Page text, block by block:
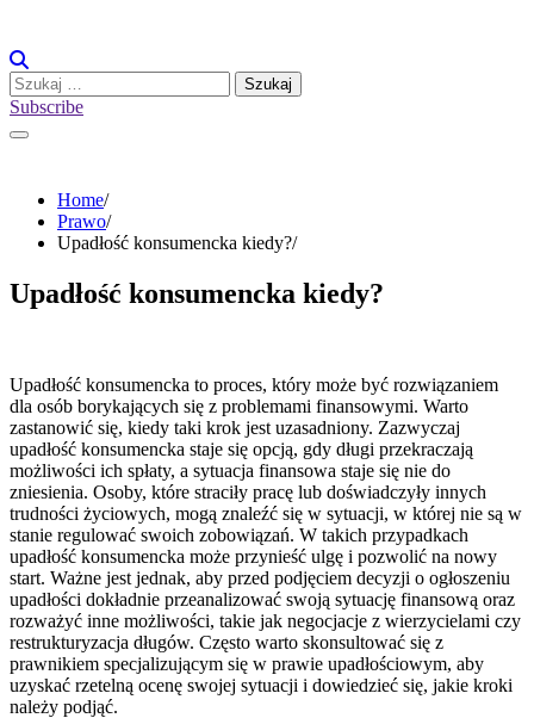
content
Szukaj:
Subscribe
Home
Prawo
Upadłość konsumencka kiedy?
Upadłość konsumencka kiedy?
Upadłość konsumencka to proces, który może być rozwiązaniem
dla osób borykających się z problemami finansowymi. Warto
zastanowić się, kiedy taki krok jest uzasadniony. Zazwyczaj
upadłość konsumencka staje się opcją, gdy długi przekraczają
możliwości ich spłaty, a sytuacja finansowa staje się nie do
zniesienia. Osoby, które straciły pracę lub doświadczyły innych
trudności życiowych, mogą znaleźć się w sytuacji, w której nie są w
stanie regulować swoich zobowiązań. W takich przypadkach
upadłość konsumencka może przynieść ulgę i pozwolić na nowy
start. Ważne jest jednak, aby przed podjęciem decyzji o ogłoszeniu
upadłości dokładnie przeanalizować swoją sytuację finansową oraz
rozważyć inne możliwości, takie jak negocjacje z wierzycielami czy
restrukturyzacja długów. Często warto skonsultować się z
prawnikiem specjalizującym się w prawie upadłościowym, aby
uzyskać rzetelną ocenę swojej sytuacji i dowiedzieć się, jakie kroki
należy podjąć.